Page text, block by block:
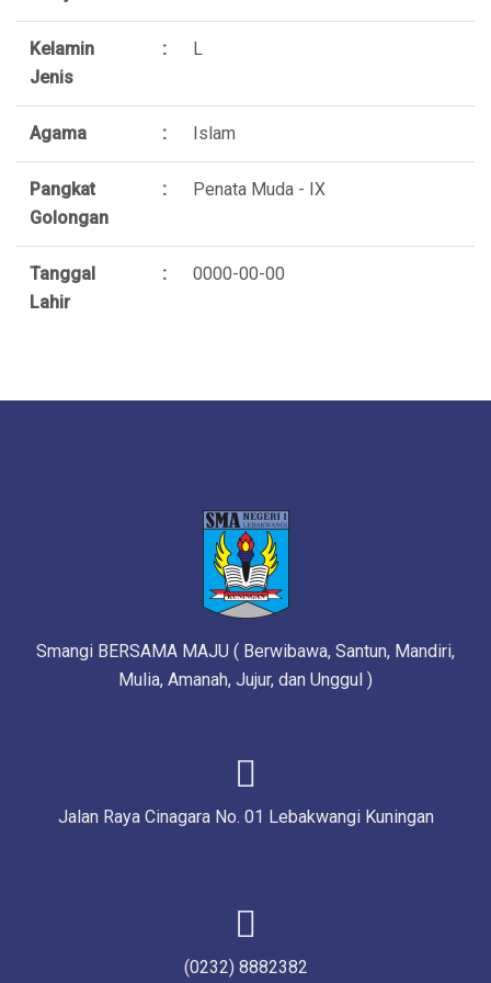
Kelamin
Jenis
: L
Agama : Islam
Pangkat
Golongan
: Penata Muda - IX
Tanggal
Lahir
: 0000-00-00
Smangi BERSAMA MAJU ( Berwibawa, Santun, Mandiri,
Mulia, Amanah, Jujur, dan Unggul )
Jalan Raya Cinagara No. 01 Lebakwangi Kuningan
(0232) 8882382